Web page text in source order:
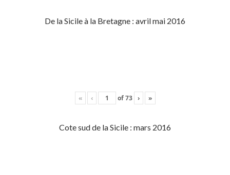
De la Sicile à la Bretagne : avril mai 2016
« ‹ of73 › »
Cote sud de la Sicile : mars 2016